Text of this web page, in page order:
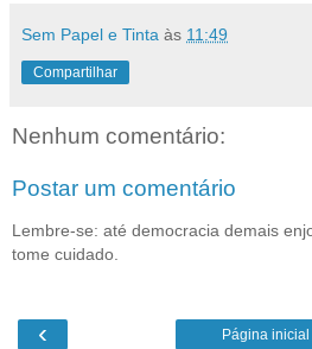
Sem Papel e Tinta às 11:49
Compartilhar
Nenhum comentário:
Postar um comentário
Lembre-se: até democracia demais
tome cuidado.
‹ Página inicial